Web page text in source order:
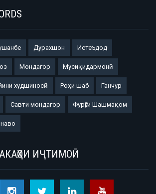
Дурахшон Истеъдод
Мондагор Мусиқидармонӣ
худшиносӣ Роҳи шаб Ганчур
Савти мондагор Фурӯғи Шашмақом
ИҶТИМОӢ